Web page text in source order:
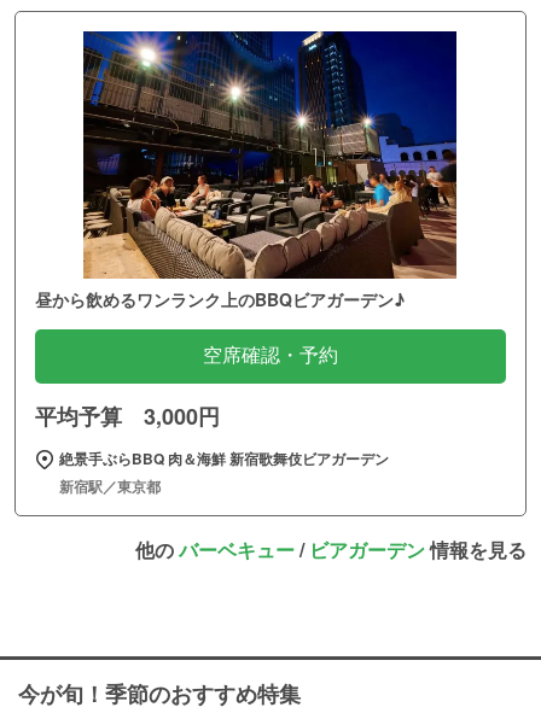
昼から飲めるワンランク上のBBQビアガーデン♪
空席確認・予約
平均予算 3,000円
絶景手ぶらBBQ 肉＆海鮮 新宿歌舞伎ビアガーデン
新宿駅／東京都
他のバーベキュー/ ビアガーデン情報を見る
今が旬！季節のおすすめ特集